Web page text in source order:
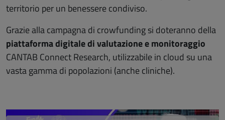
territorio per un benessere condiviso.
Grazie alla campagna di crowfunding si doteranno della
piattaforma digitale di valutazione e monitoraggio
CANTAB Connect Research, utilizzabile in cloud su una
vasta gamma di popolazioni (anche cliniche).
Salta lo slider